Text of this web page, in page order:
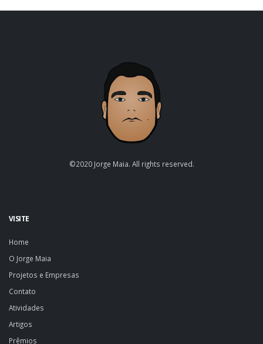
©2020 Jorge Maia. All rights reserved.
VISITE
Home
O Jorge Maia
Projetos e Empresas
Contato
Atividades
Artigos
Prêmios